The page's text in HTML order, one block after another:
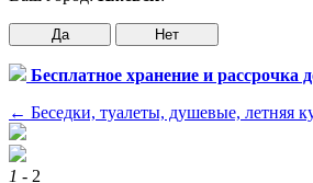
Да Нет
Бесплатное хранение и рассрочка
← Беседки, туалеты, душевые, летняя
1 - 2